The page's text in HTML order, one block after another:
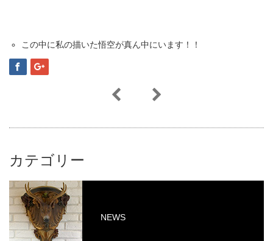
この中に私の描いた悟空が真ん中にいます！！
カテゴリー
NEWS